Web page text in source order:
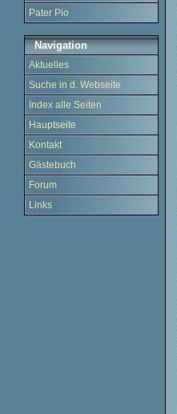
Pater Pio
Navigation
Aktuelles
Suche in d. Webseite
Index alle Seiten
Hauptseite
Kontakt
Gästebuch
Forum
Links